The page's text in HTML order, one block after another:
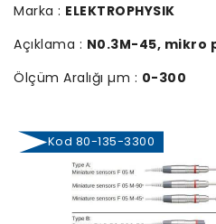
Marka : ELEKTROPHYSIK
Açıklama : N0.3M-45, mikro
Ölçüm Aralığı µm : 0-300
Kod 80-135-3300